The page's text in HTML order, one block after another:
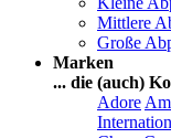
Mittlere
Große
Marken
... die (auch)
Adore